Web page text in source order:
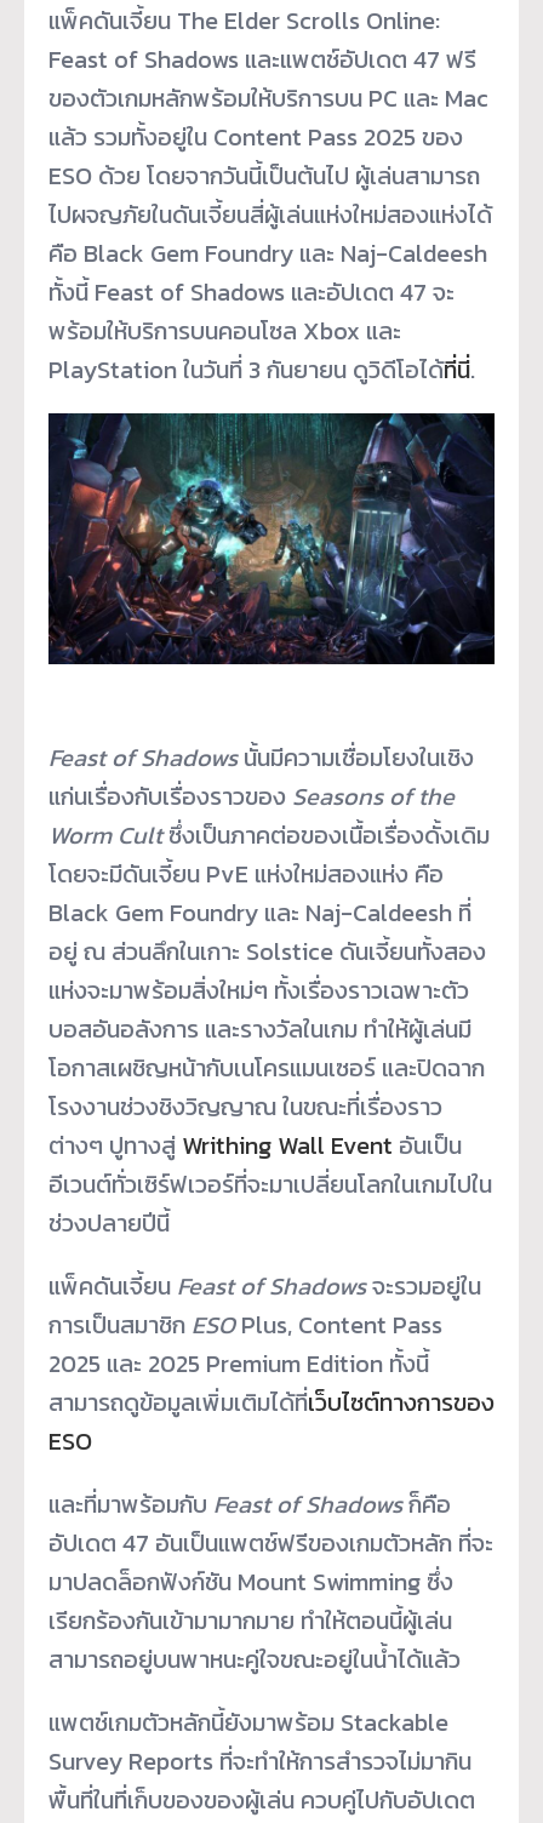
แพ็คดันเจี้ยน The Elder Scrolls Online:
Feast of Shadows และแพตช์อัปเดต 47 ฟรี
ของตัวเกมหลักพร้อมให้บริการบน PC และ Mac
แล้ว รวมทั้งอยู่ใน Content Pass 2025 ของ
ESO ด้วย โดยจากวันนี้เป็นต้นไป ผู้เล่นสามารถ
ไปผจญภัยในดันเจี้ยนสี่ผู้เล่นแห่งใหม่สองแห่งได้
คือ Black Gem Foundry และ Naj-Caldeesh
ทั้งนี้ Feast of Shadows และอัปเดต 47 จะ
พร้อมให้บริการบนคอนโซล Xbox และ
PlayStation ในวันที่ 3 กันยายน ดูวิดีโอได้ที่นี่.
Feast of Shadowsนั้นมีความเชื่อมโยงในเชิง
แก่นเรื่องกับเรื่องราวของ Seasons of the
Worm Cultซึ่งเป็นภาคต่อของเนื้อเรื่องดั้งเดิม
โดยจะมีดันเจี้ยน PvE แห่งใหม่สองแห่ง คือ
Black Gem Foundry และ Naj-Caldeesh ที่
อยู่ ณ ส่วนลึกในเกาะ Solstice ดันเจี้ยนทั้งสอง
แห่งจะมาพร้อมสิ่งใหม่ๆ ทั้งเรื่องราวเฉพาะตัว
บอสอันอลังการ และรางวัลในเกม ทำให้ผู้เล่นมี
โอกาสเผชิญหน้ากับเนโครแมนเซอร์ และปิดฉาก
โรงงานช่วงชิงวิญญาณ ในขณะที่เรื่องราว
ต่างๆ ปูทางสู่ Writhing Wall Event อันเป็น
อีเวนต์ทั่วเซิร์ฟเวอร์ที่จะมาเปลี่ยนโลกในเกมไปใน
ช่วงปลายปีนี้
แพ็คดันเจี้ยน Feast of Shadowsจะรวมอยู่ใน
การเป็นสมาชิก ESOPlus, Content Pass
2025 และ 2025 Premium Edition ทั้งนี้
สามารถดูข้อมูลเพิ่มเติมได้ที่เว็บไซต์ทางการของ
ESO
และที่มาพร้อมกับ Feast of Shadowsก็คือ
อัปเดต 47 อันเป็นแพตช์ฟรีของเกมตัวหลัก ที่จะ
มาปลดล็อกฟังก์ชัน Mount Swimming ซึ่ง
เรียกร้องกันเข้ามามากมาย ทำให้ตอนนี้ผู้เล่น
สามารถอยู่บนพาหนะคู่ใจขณะอยู่ในน้ำได้แล้ว
แพตช์เกมตัวหลักนี้ยังมาพร้อม Stackable
Survey Reports ที่จะทำให้การสำรวจไม่มากิน
พื้นที่ในที่เก็บของของผู้เล่น ควบคู่ไปกับอัปเดต